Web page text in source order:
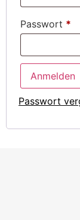
Passwort *
Anmelden
Passwort